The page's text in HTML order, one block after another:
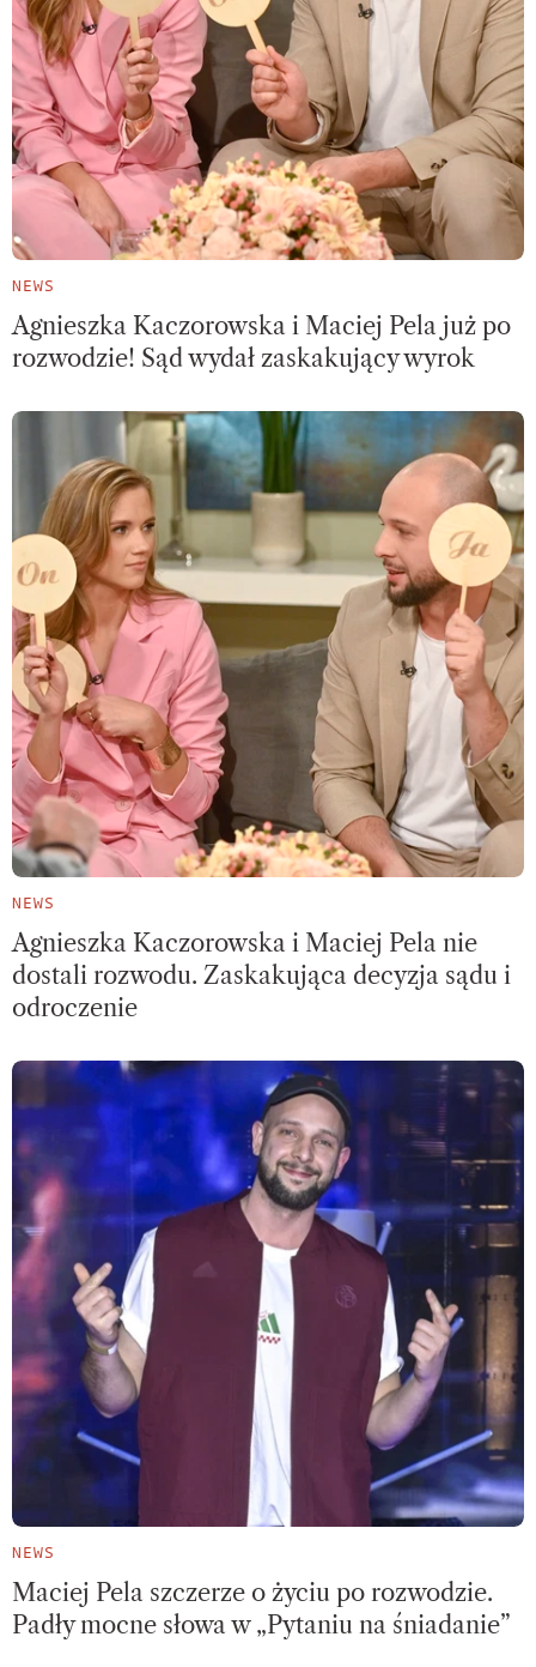
NEWS
Agnieszka Kaczorowska i Maciej Pela już po
rozwodzie! Sąd wydał zaskakujący wyrok
NEWS
Agnieszka Kaczorowska i Maciej Pela nie
dostali rozwodu. Zaskakująca decyzja sądu i
odroczenie
NEWS
Maciej Pela szczerze o życiu po rozwodzie.
Padły mocne słowa w „Pytaniu na śniadanie”